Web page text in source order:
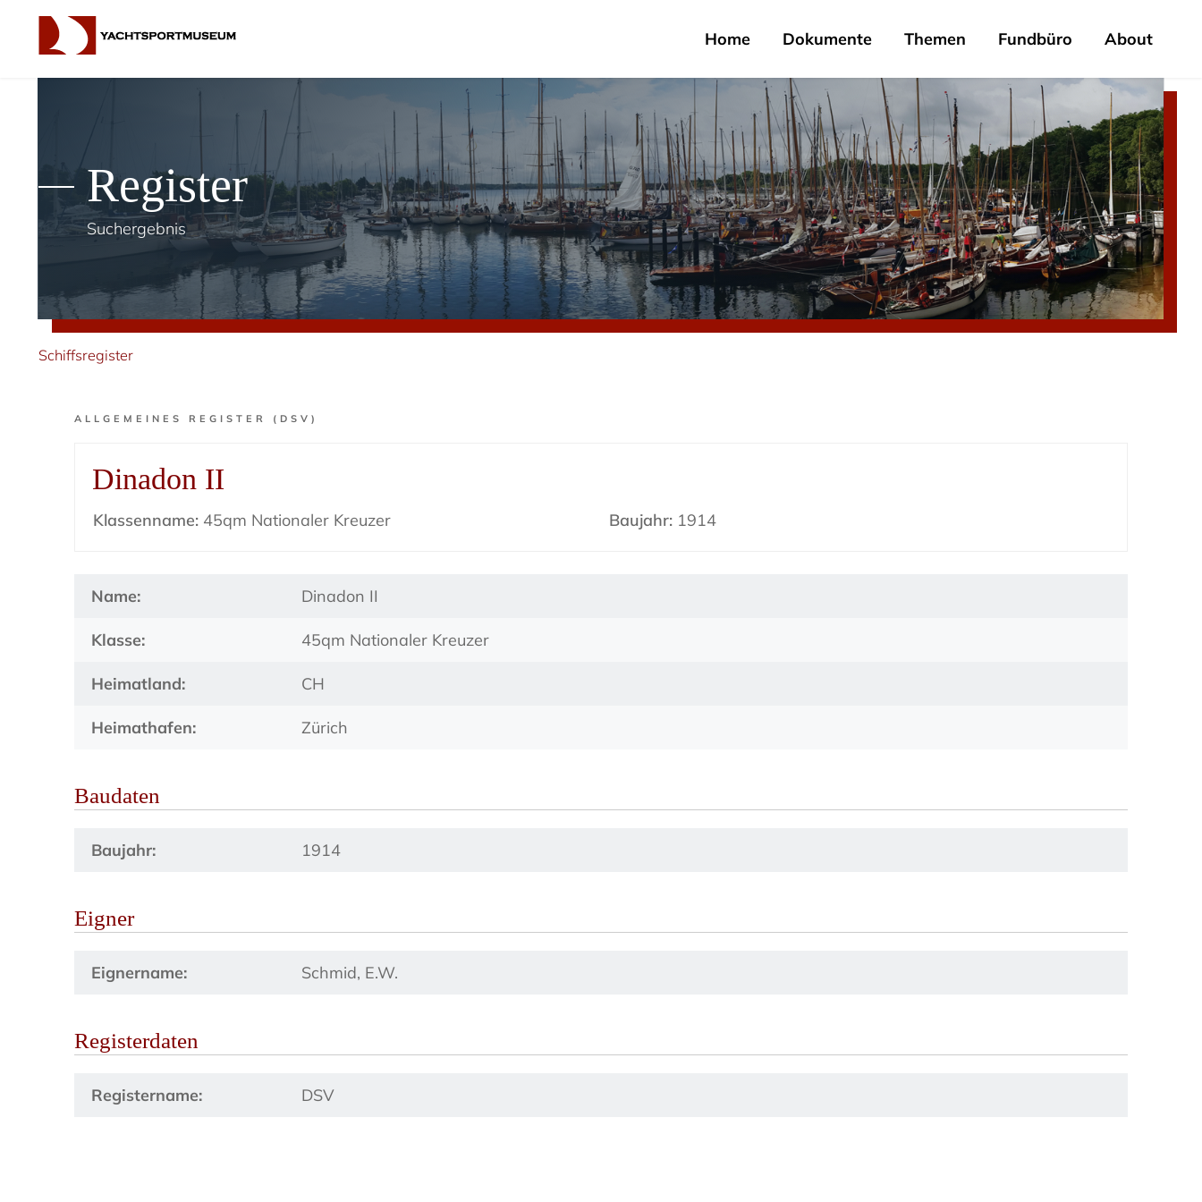
Home Dokumente Themen Fundbüro About
Register
Suchergebnis
Schiffsregister
ALLGEMEINES REGISTER (DSV)
Dinadon II
Klassenname: 45qm Nationaler Kreuzer Baujahr:1914
Name: Dinadon II
Klasse: 45qm Nationaler Kreuzer
Heimatland: CH
Heimathafen: Zürich
Baudaten
Baujahr: 1914
Eigner
Eignername: Schmid, E.W.
Registerdaten
Registername: DSV